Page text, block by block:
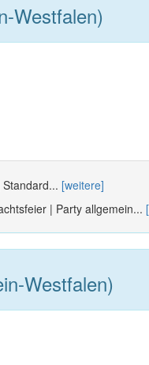
Westfalen)
[weitere]
| Party allgemein...
Westfalen)